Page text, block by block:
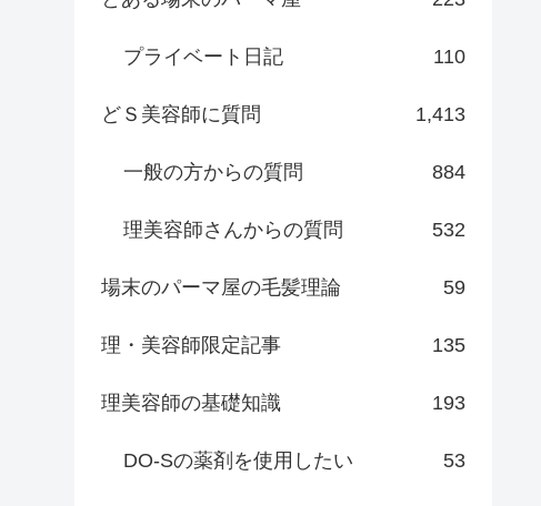
プライベート日記 110
どＳ美容師に質問 1,413
一般の方からの質問 884
理美容師さんからの質問 532
場末のパーマ屋の毛髪理論 59
理・美容師限定記事 135
理美容師の基礎知識 193
DO-Sの薬剤を使用したい 53